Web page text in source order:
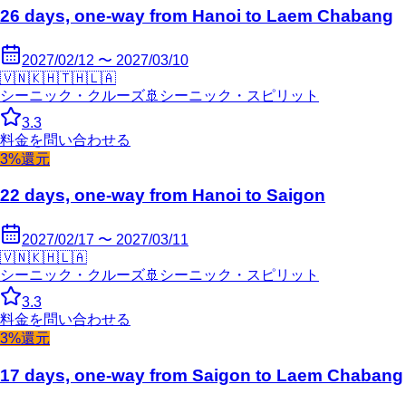
26 days, one-way from Hanoi to Laem Chabang
2027/02/12 〜 2027/03/10
🇻🇳🇰🇭🇹🇭🇱🇦
シーニック・クルーズ🚢 シーニック・スピリット
3.3
料金を問い合わせる
3%還元
22 days, one-way from Hanoi to Saigon
2027/02/17 〜 2027/03/11
🇻🇳🇰🇭🇱🇦
シーニック・クルーズ🚢 シーニック・スピリット
3.3
料金を問い合わせる
3%還元
17 days, one-way from Saigon to Laem Chabang